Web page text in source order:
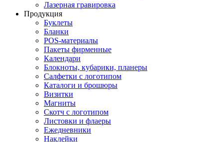
Лазерная гравировка
Продукция
Буклеты
Бланки
POS-материалы
Пакеты фирменные
Календари
Блокноты, кубарики, планеры
Салфетки с логотипом
Каталоги и брошюры
Визитки
Магниты
Скотч с логотипом
Листовки и флаеры
Ежедневники
Наклейки